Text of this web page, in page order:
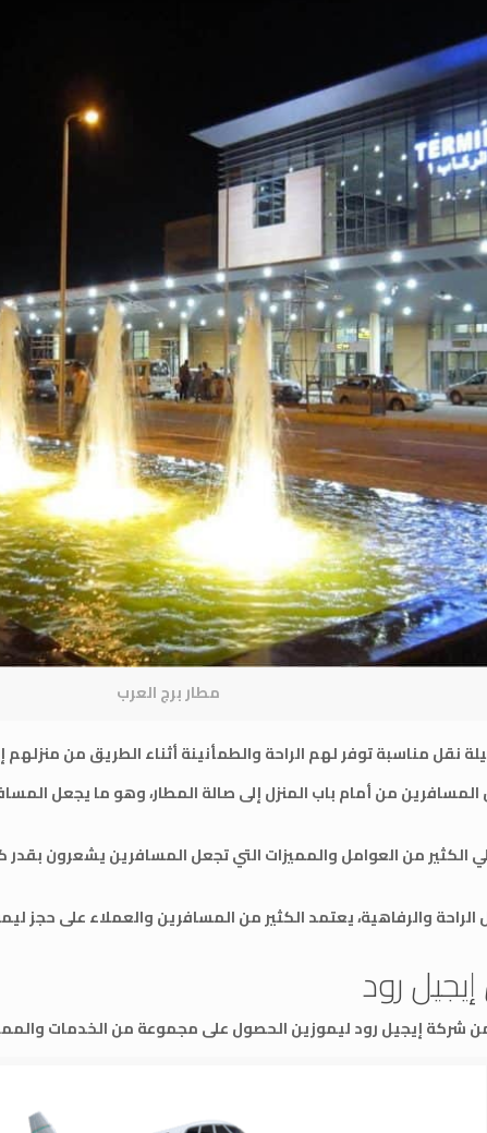
مطار برج العرب
مناسبة توفر لهم الراحة والطمأنينة أثناء الطريق من منزلهم
من أمام باب المنزل إلى صالة المطار، وهو ما يجعل
الكثير من العوامل والمميزات التي تجعل المسافرين يشعرون بقدر
الراحة والرفاهية، يعتمد الكثير من المسافرين والعملاء على
رود
شركة إيجيل رود ليموزين الحصول على مجموعة من الخدمات